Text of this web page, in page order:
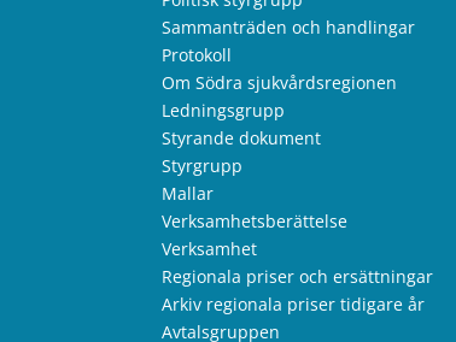
Sammanträden och handlingar
Protokoll
Om Södra sjukvårdsregionen
Ledningsgrupp
Styrande dokument
Styrgrupp
Mallar
Verksamhetsberättelse
Verksamhet
Regionala priser och ersättningar
Arkiv regionala priser tidigare år
Avtalsgruppen